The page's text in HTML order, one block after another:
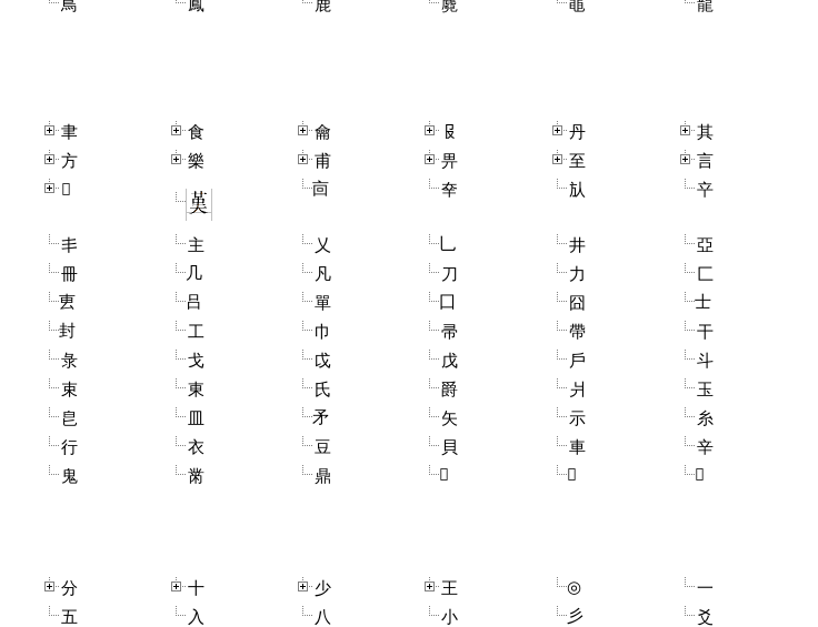
聿 食 龠 𠬝 丹
其
方 樂 甫 畀 至
言
𢦔 㐭 㚔 㫃 䇂
丯 主 乂 乚 井
亞
冊 几 凡 刀 力
匚
叀 吕 單 囗 囧
士
封 工 巾 帚 帶
干
彔 戈 戉 戊 戶
斗
束 東 氏 爵 爿
玉
皀 皿 矛 矢 示
糸
行 衣 豆 貝 車
辛
鬼 黹 鼎 𠀠 𠃬 𤰈
分 十 少 王 ◎
一
五 入 八 小 彡 爻